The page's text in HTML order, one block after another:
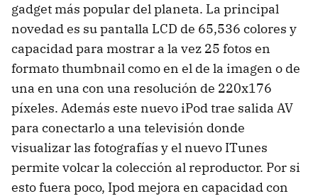
gadget más popular del planeta. La principal
novedad es su pantalla LCD de 65,536 colores y
capacidad para mostrar a la vez 25 fotos en
formato thumbnail como en el de la imagen o de
una en una con una resolución de 220x176
píxeles. Además este nuevo iPod trae salida AV
para conectarlo a una televisión donde
visualizar las fotografías y el nuevo ITunes
permite volcar la colección al reproductor. Por si
esto fuera poco, Ipod mejora en capacidad con